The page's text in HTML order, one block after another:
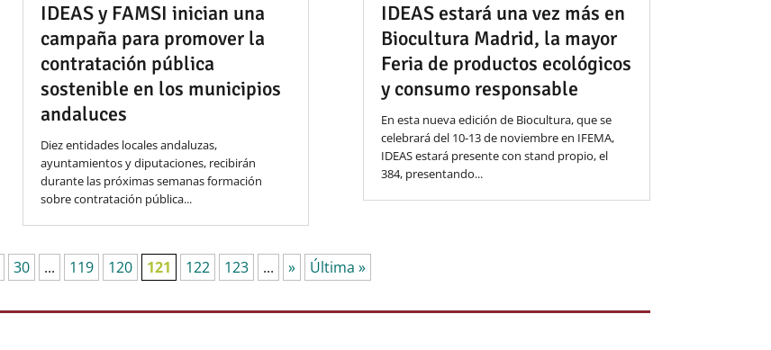
IDEAS y FAMSI inician una
campaña para promover la
contratación pública
sostenible en los municipios
andaluces
Diez entidades locales andaluzas,
ayuntamientos y diputaciones, recibirán
durante las próximas semanas formación
sobre contratación pública...
IDEAS estará una vez más en
Biocultura Madrid, la mayor
Feria de productos ecológicos
y consumo responsable
En esta nueva edición de Biocultura, que se
celebrará del 10-13 de noviembre en IFEMA,
IDEAS estará presente con stand propio, el
384, presentando...
30 ... 119 120 121 122 123 ... » Última »